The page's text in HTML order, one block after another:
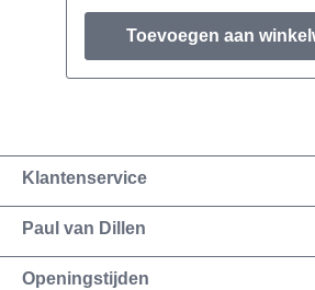
Toevoegen aan
Klantenservice
Paul van Dillen
Openingstijden